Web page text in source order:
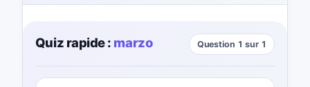
Quiz rapide : marzo Question 1 sur 1